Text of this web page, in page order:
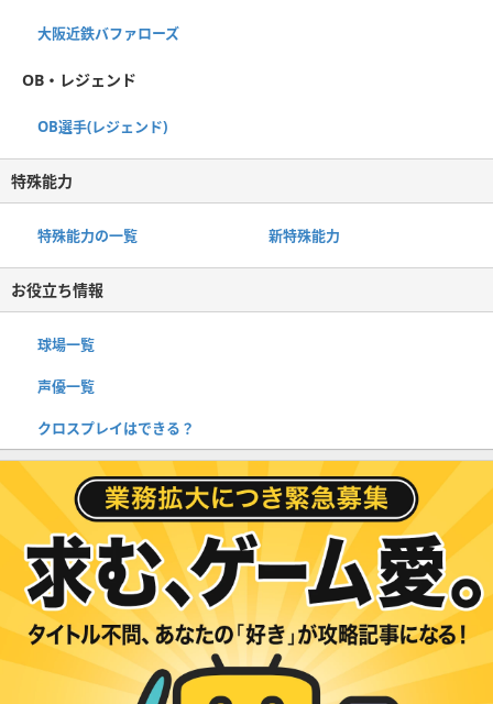
大阪近鉄バファローズ
OB・レジェンド
OB選手(レジェンド)
特殊能力
特殊能力の一覧 新特殊能力
お役立ち情報
球場一覧
声優一覧
クロスプレイはできる？